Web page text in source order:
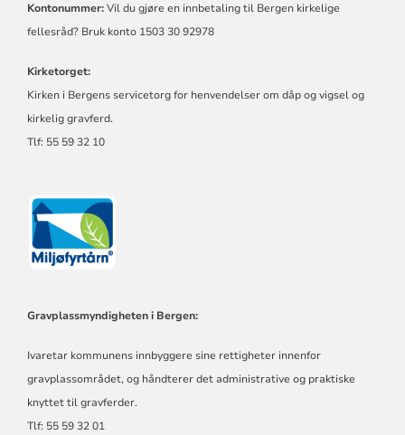
Kontonummer:Vil du gjøre en innbetaling til Bergen kirkelige
fellesråd? Bruk konto 1503 30 92978
Kirketorget:
Kirken i Bergens servicetorg for henvendelser om dåp og vigsel og
kirkelig gravferd.
Tlf: 55 59 32 10
Gravplassmyndigheten i Bergen:
Ivaretar kommunens innbyggere sine rettigheter innenfor
gravplassområdet, og håndterer det administrative og praktiske
knyttet til gravferder.
Tlf: 55 59 32 01